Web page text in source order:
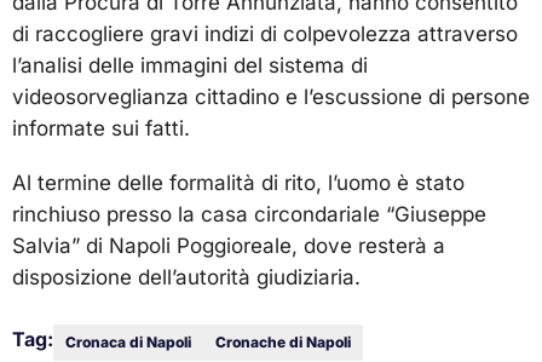
di raccogliere gravi indizi di colpevolezza attraverso
l’analisi delle immagini del sistema di
videosorveglianza cittadino e l’escussione di persone
informate sui fatti.
Al termine delle formalità di rito, l’uomo è stato
rinchiuso presso la casa circondariale “Giuseppe
Salvia” di Napoli Poggioreale, dove resterà a
disposizione dell’autorità giudiziaria.
Tag: Cronaca di Napoli Cronache di Napoli